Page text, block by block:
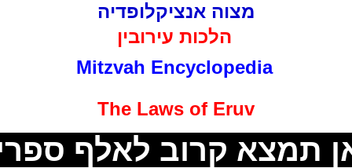
מצוה אנציקלופדיה
הלכות עירובין
Mitzvah Encyclopedia
The Laws of Eruv
תמצא קרוב לאלף